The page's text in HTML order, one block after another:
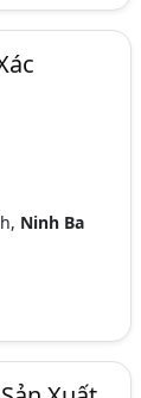
Ninh Ba